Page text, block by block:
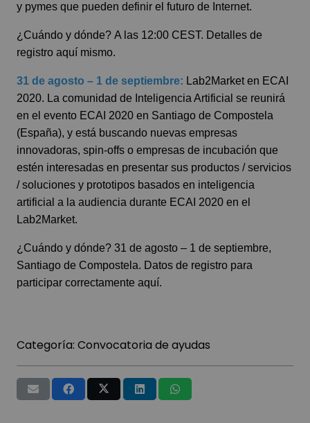
y pymes que pueden definir el futuro de Internet.
¿Cuándo y dónde? A las 12:00 CEST. Detalles de
registro aquí mismo.
31 de agosto – 1 de septiembre: Lab2Marketen ECAI
2020. La comunidad de Inteligencia Artificial se reunirá
en el evento ECAI 2020 en Santiago de Compostela
(España), y está buscando nuevas empresas
innovadoras, spin-offs o empresas de incubación que
estén interesadas en presentar sus productos / servicios
/ soluciones y prototipos basados ​​en inteligencia
artificial a la audiencia durante ECAI 2020 en el
Lab2Market.
¿Cuándo y dónde? 31 de agosto – 1 de septiembre,
Santiago de Compostela. Datos de registro para
participar correctamente aquí.
Categoría: Convocatoria de ayudas